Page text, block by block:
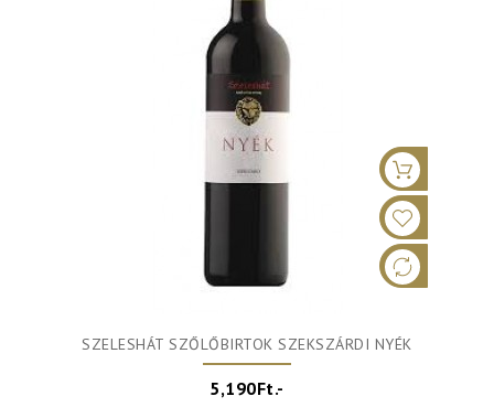
SZELESHÁT SZŐLŐBIRTOK SZEKSZÁRDI NYÉK
5,190Ft.-